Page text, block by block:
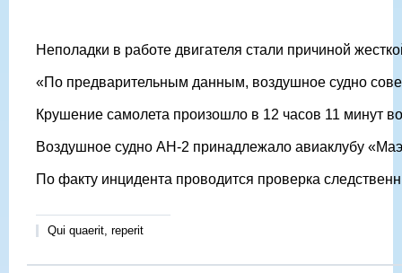
Неполадки в работе двигателя стали причиной
«По предварительным данным, воздушное судно
Крушение самолета произошло в 12 часов 11 минут
Воздушное судно АН-2 принадлежало авиаклубу
По факту инцидента проводится проверка
Qui quaerit, reperit